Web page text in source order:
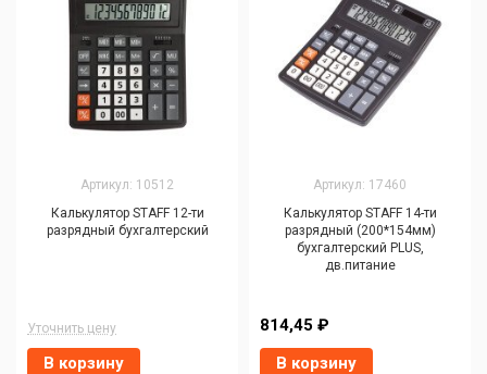
Артикул: 10512
Калькулятор STAFF 12-ти
разрядный бухгалтерский
Уточнить цену
В корзину
Артикул: 17460
Калькулятор STAFF 14-ти
разрядный (200*154мм)
бухгалтерский PLUS,
дв.питание
814,45 ₽
В корзину